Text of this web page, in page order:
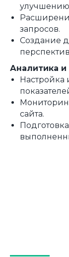
улучшению
запросов.
Создание
Аналитика и
Настройка
сайта.